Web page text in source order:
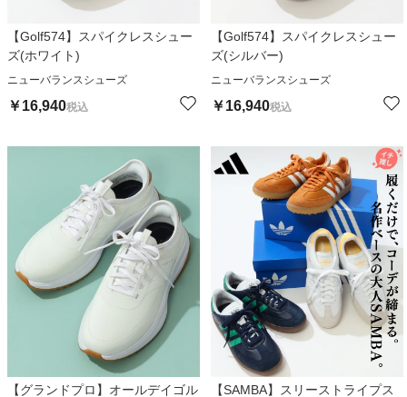
【Golf574】スパイクレスシュー
ズ(ホワイト)
ニューバランスシューズ
￥16,940税込
【Golf574】スパイクレスシュー
ズ(シルバー)
ニューバランスシューズ
￥16,940税込
【グランドプロ】オールデイゴル
【SAMBA】スリーストライプス